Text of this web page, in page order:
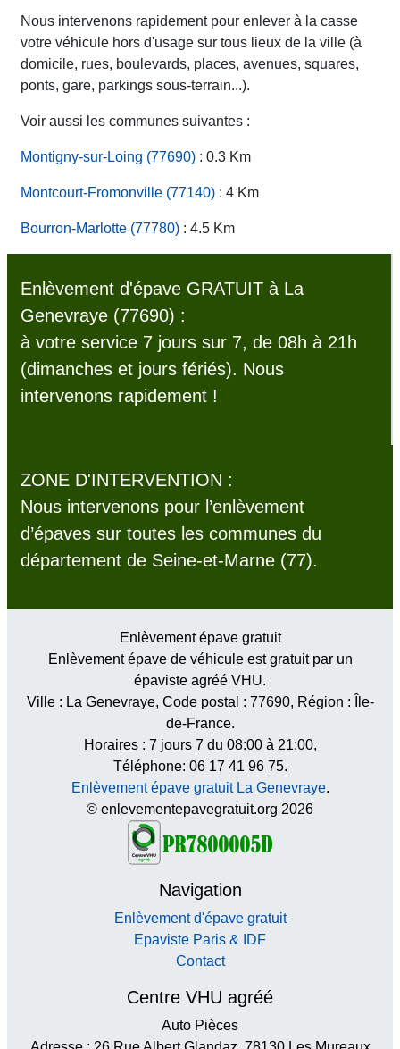
Nous intervenons rapidement pour enlever à la casse
votre véhicule hors d'usage sur tous lieux de la ville (à
domicile, rues, boulevards, places, avenues, squares,
ponts, gare, parkings sous-terrain...).
Voir aussi les communes suivantes :
Montigny-sur-Loing (77690) : 0.3 Km
Montcourt-Fromonville (77140) : 4 Km
Bourron-Marlotte (77780) : 4.5 Km
Enlèvement d'épave GRATUIT à La
Genevraye (77690) :
à votre service 7 jours sur 7, de 08h à 21h
(dimanches et jours fériés). Nous
intervenons rapidement !
ZONE D'INTERVENTION :
Nous intervenons pour l’enlèvement
d’épaves sur toutes les communes du
département de Seine-et-Marne (77).
Enlèvement épave gratuit
Enlèvement épave de véhicule est gratuit par un
épaviste agréé VHU.
Ville : La Genevraye, Code postal : 77690, Région :
Île-
de-France.
Horaires : 7 jours 7 du 08:00 à 21:00,
Téléphone: 06 17 41 96 75.
Enlèvement épave gratuit La Genevraye.
© enlevementepavegratuit.org 2026
Navigation
Enlèvement d'épave gratuit
Epaviste Paris & IDF
Contact
Centre VHU agréé
Auto Pièces